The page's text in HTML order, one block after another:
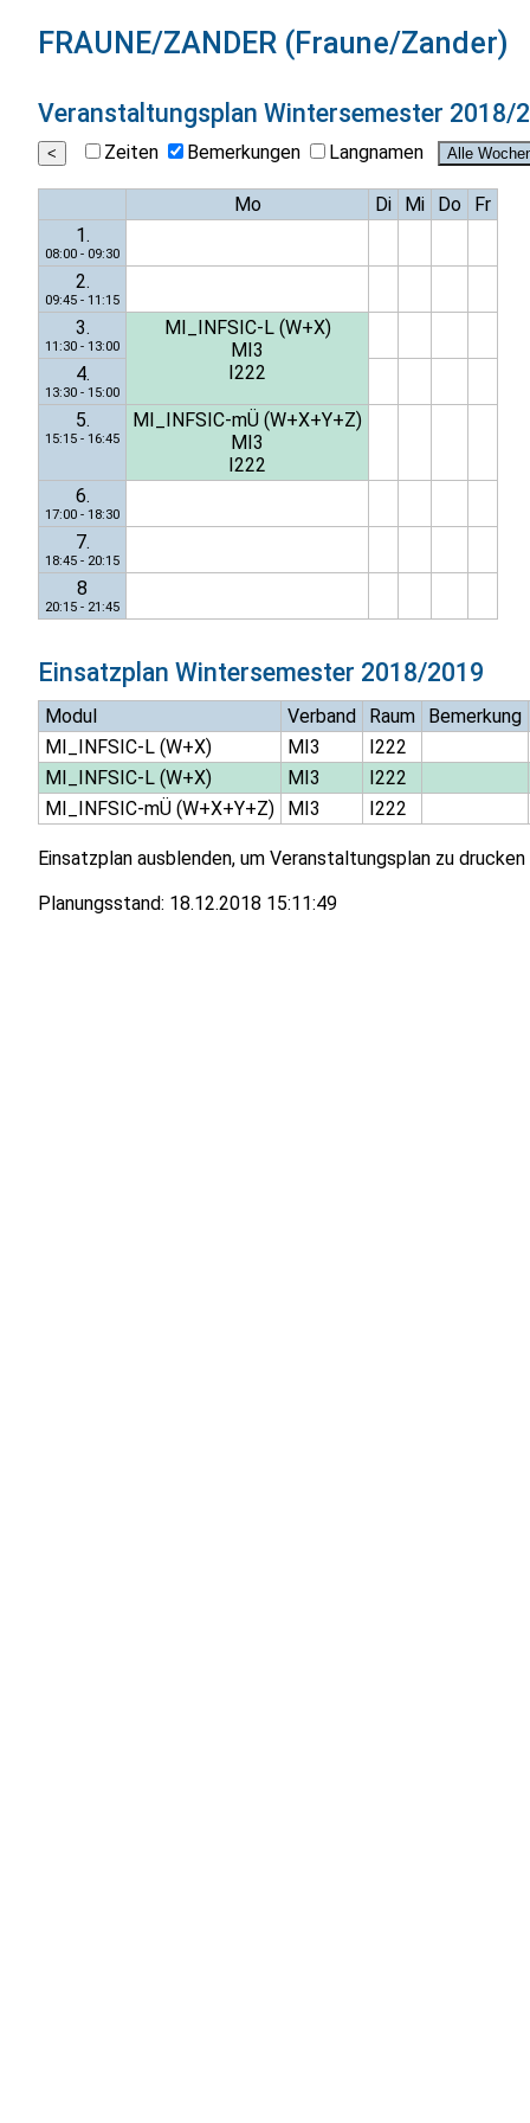
FRAUNE/ZANDER (Fraune/Zander)
Veranstaltungsplan Wintersemester 2018/
Zeiten Bemerkungen Langnamen
Mo Di Mi Do
Fr
1.
08:00 - 09:30
2.
09:45 - 11:15
3.
11:30 - 13:00
MI_INFSIC-L (W+X)
MI3
I222
4.
13:30 - 15:00
5.
15:15 - 16:45
MI_INFSIC-mÜ (W+X+Y+Z)
MI3
I222
6.
17:00 - 18:30
7.
18:45 - 20:15
8
20:15 - 21:45
Einsatzplan Wintersemester 2018/2019
Modul Verband Raum
Bemerkung
MI_INFSIC-L (W+X)
MI3
I222
MI_INFSIC-L (W+X)
MI3
I222
MI_INFSIC-mÜ (W+X+Y+Z)
MI3 I222
Einsatzplan ausblenden, um Veranstaltungsplan zu drucken
Planungsstand: 18.12.2018 15:11:49